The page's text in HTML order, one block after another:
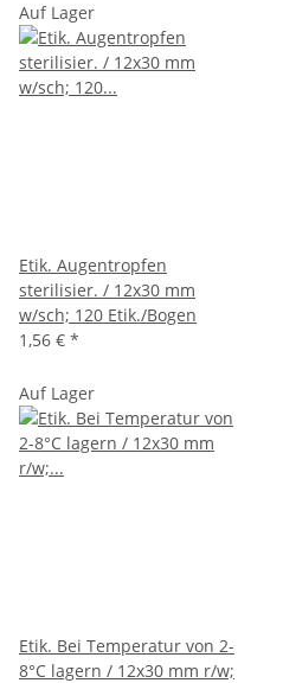
Auf Lager
Etik. Augentropfen
sterilisier. / 12x30 mm
w/sch; 120 Etik./Bogen
1,56 € *
Auf Lager
Etik. Bei Temperatur von 2-
8°C lagern / 12x30 mm r/w;